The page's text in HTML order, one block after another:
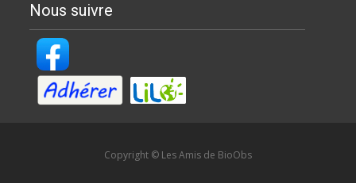
Nous suivre
Copyright © Les Amis de BioObs